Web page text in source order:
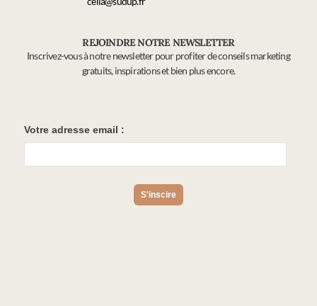
REJOINDRE NOTRE NEWSLETTER
Inscrivez-vous à notre newsletter pour profiter de conseils marketing
gratuits, inspirations et bien plus encore.